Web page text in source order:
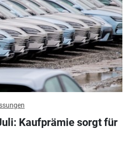
Kaufprämie sorgt für